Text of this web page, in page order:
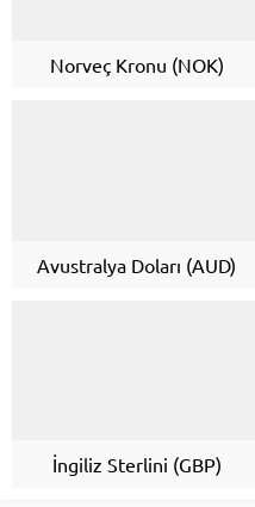
Norveç Kronu (NOK)
Avustralya Doları (AUD)
İngiliz Sterlini (GBP)